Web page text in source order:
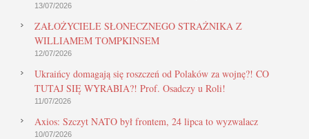
13/07/2026
ZAŁOŻYCIELE SŁONECZNEGO STRAŻNIKA Z
WILLIAMEM TOMPKINSEM
12/07/2026
Ukraińcy domagają się roszczeń od Polaków za wojnę?! CO
TUTAJ SIĘ WYRABIA?! Prof. Osadczy u Roli!
11/07/2026
Axios: Szczyt NATO był frontem, 24 lipca to wyzwalacz
10/07/2026